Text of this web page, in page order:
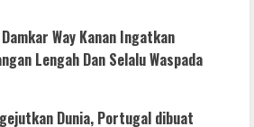
Way Kanan Ingatkan
Lengah Dan Selalu Waspada
Dunia, Portugal dibuat